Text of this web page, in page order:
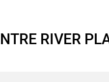
RIVER